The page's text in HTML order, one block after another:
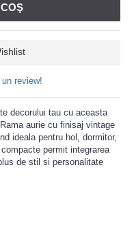
un review!
decorului tau cu aceasta
aurie cu finisaj vintage
ideala pentru hol, dormitor,
permit integrarea
de stil si personalitate